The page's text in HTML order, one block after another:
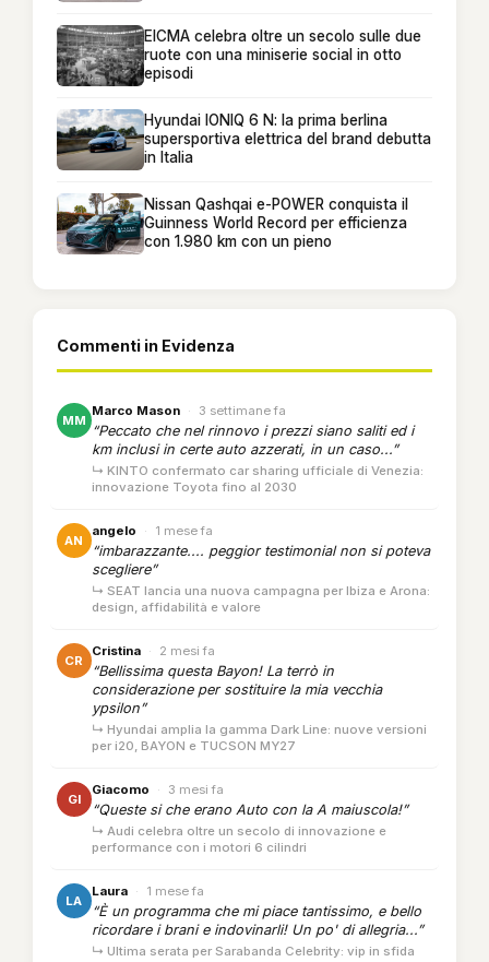
EICMA celebra oltre un secolo sulle due
ruote con una miniserie social in otto
episodi
Hyundai IONIQ 6 N: la prima berlina
supersportiva elettrica del brand debutta
in Italia
Nissan Qashqai e-POWER conquista il
Guinness World Record per efficienza
con 1.980 km con un pieno
Commenti in Evidenza
MM
Marco Mason · 3 settimane fa
“Peccato che nel rinnovo i prezzi siano saliti ed i
km inclusi in certe auto azzerati, in un caso...”
↳ KINTO confermato car sharing ufficiale di Venezia:
innovazione Toyota fino al 2030
AN
angelo · 1 mese fa
“imbarazzante.... peggior testimonial non si poteva
scegliere”
↳ SEAT lancia una nuova campagna per Ibiza e Arona:
design, affidabilità e valore
CR
Cristina · 2 mesi fa
“Bellissima questa Bayon! La terrò in
considerazione per sostituire la mia vecchia
ypsilon”
↳ Hyundai amplia la gamma Dark Line: nuove versioni
per i20, BAYON e TUCSON MY27
GI
Giacomo · 3 mesi fa
“Queste si che erano Auto con la A maiuscola!”
↳ Audi celebra oltre un secolo di innovazione e
performance con i motori 6 cilindri
LA
Laura · 1 mese fa
“È un programma che mi piace tantissimo, e bello
ricordare i brani e indovinarli! Un po' di allegria...”
↳ Ultima serata per Sarabanda Celebrity: vip in sfida